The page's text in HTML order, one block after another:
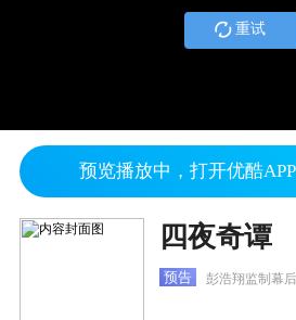
重试
预览播放中，打开优酷
四夜奇谭
预告 彭浩翔监制幕